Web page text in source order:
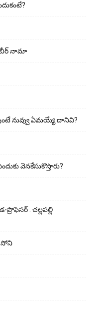
నామా
నువ్వు ఏమయ్యే దానివి?
వెనకేసుకొస్తారు?
. చల్లపల్లి
సోని